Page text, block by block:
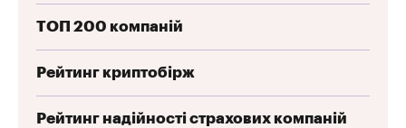
ТОП 200 компаній
Рейтинг криптобірж
Рейтинг надійності страхових компаній